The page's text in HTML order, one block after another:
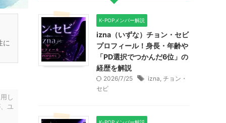
に
し
ユ
K-POPメンバー解説
izna（いずな）チョン・セビ
プロフィール！身長・年齢や
「PD選択でつかんだ6位」の
経歴を解説
2026/7/25 izna, チョン・
セビ